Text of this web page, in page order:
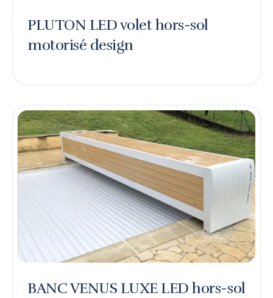
PLUTON LED volet hors-sol
motorisé design
BANC VENUS LUXE LED hors-sol